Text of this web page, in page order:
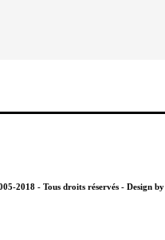
2018 - Tous droits réservés - Design by